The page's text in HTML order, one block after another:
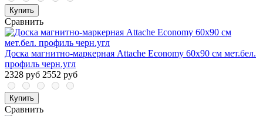
Купить
Сравнить
Доска магнитно-маркерная Attache Economy 60х90 см мет.бел.
профиль черн.угл
2328 руб 2552 руб
Купить
Сравнить